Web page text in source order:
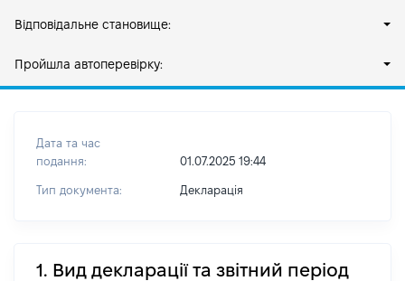
Відповідальне становище:
Пройшла автоперевірку:
Дата та час
подання:
01.07.2025 19:44
Тип документа: Декларація
1. Вид декларації та звітний період